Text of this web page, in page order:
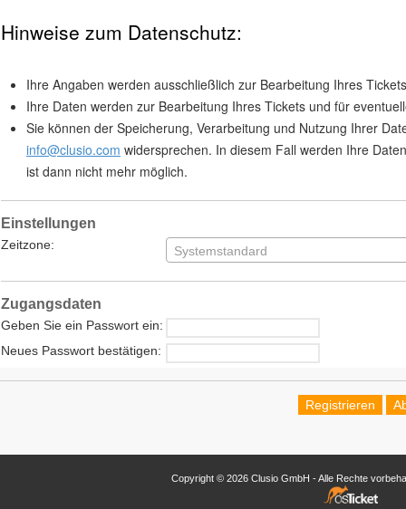
Hinweise zum Datenschutz:
Ihre Angaben werden ausschließlich zur Bearbeitung Ihres
Ihre Daten werden zur Bearbeitung Ihres Tickets und für
Sie können der Speicherung, Verarbeitung und Nutzung Ihrer
info@clusio.com widersprechen. In diesem Fall werden Ihre
ist dann nicht mehr möglich.
Einstellungen
Zeitzone: Systemstandard
Zugangsdaten
Geben Sie ein Passwort ein:
Neues Passwort bestätigen:
Copyright © 2026 Clusio GmbH - Alle Rechte